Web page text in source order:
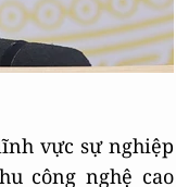
vực sự nghiệp
công nghệ cao